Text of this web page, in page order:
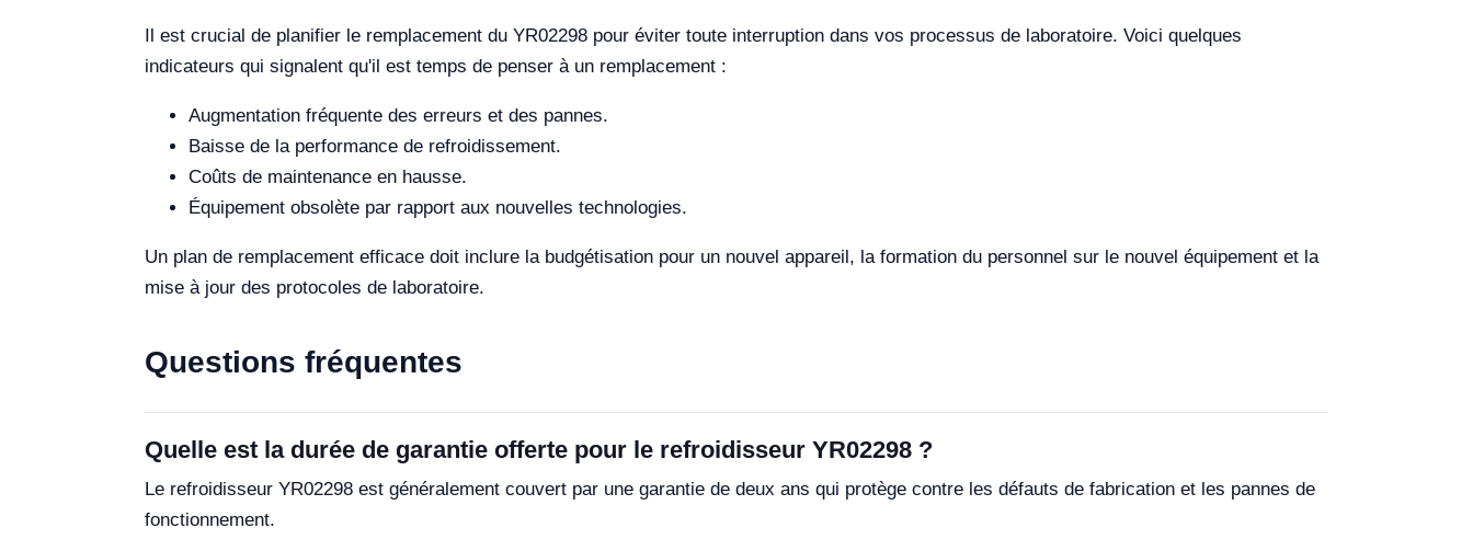
Il est crucial de planifier le remplacement du YR02298 pour éviter toute interruption dans vos processus de laboratoire. Voici quelques
indicateurs qui signalent qu'il est temps de penser à un remplacement :
Augmentation fréquente des erreurs et des pannes.
Baisse de la performance de refroidissement.
Coûts de maintenance en hausse.
Équipement obsolète par rapport aux nouvelles technologies.
Un plan de remplacement efficace doit inclure la budgétisation pour un nouvel appareil, la formation du personnel sur le nouvel équipement et la
mise à jour des protocoles de laboratoire.
Questions fréquentes
Quelle est la durée de garantie offerte pour le refroidisseur YR02298 ?
Le refroidisseur YR02298 est généralement couvert par une garantie de deux ans qui protège contre les défauts de fabrication et les pannes de
fonctionnement.